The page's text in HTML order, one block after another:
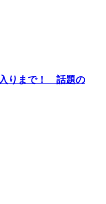
りまで！ 話題の